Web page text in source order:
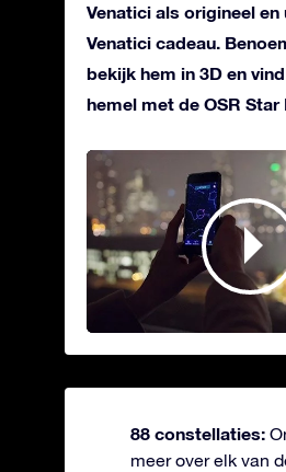
Venatici als origineel en
Venatici cadeau.
bekijk hem in 3D en
hemel met de OSR Star
88 constellaties:
meer over elk van